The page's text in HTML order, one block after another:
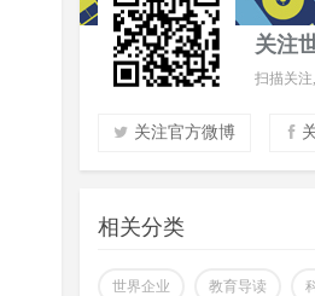
关注
扫描关
关注官方微博
掌握市场风云动态
改变你所看到的世界
相关分类
世界企业 教育导读